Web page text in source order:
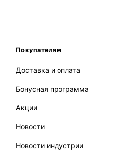
Покупателям
Доставка и оплата
Бонусная программа
Акции
Новости
Новости индустрии